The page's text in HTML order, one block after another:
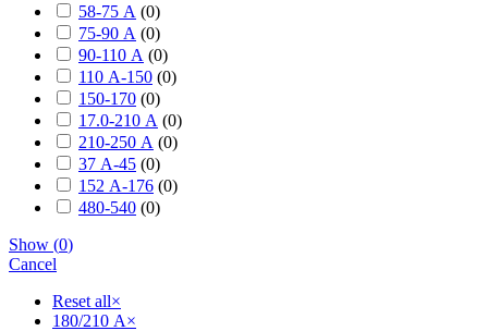
58-75 А (0)
75-90 А (0)
90-110 А (0)
110 А-150 (0)
150-170 (0)
17.0-210 А (0)
210-250 А (0)
37 А-45 (0)
152 А-176 (0)
480-540 (0)
Show (0)
Cancel
Reset all×
180/210 А×